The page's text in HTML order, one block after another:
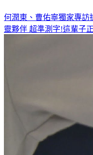
何潤東、曹佑寧獨家專訪
靈夥伴 超準測字!這輩子